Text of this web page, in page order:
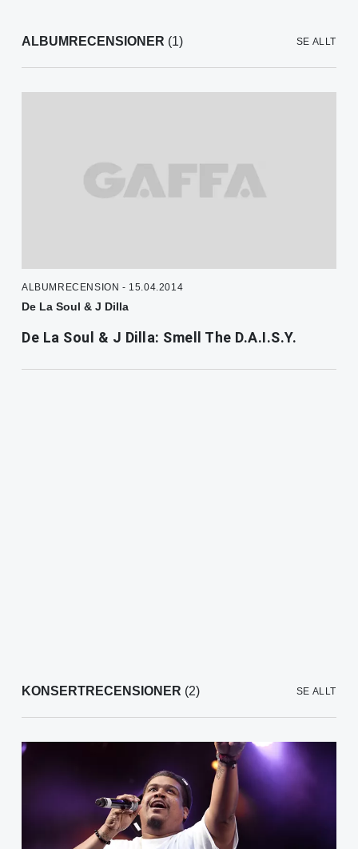
ALBUMRECENSIONER (1) SE ALLT
ALBUMRECENSION - 15.04.2014
De La Soul & J Dilla
De La Soul & J Dilla: Smell The D.A.I.S.Y.
KONSERTRECENSIONER (2) SE ALLT